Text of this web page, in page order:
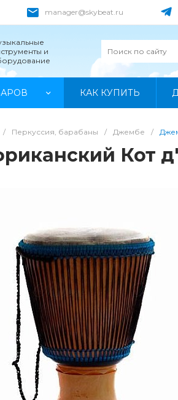
manager@skybeat.ru
и
КАК КУПИТЬ
/ Перкуссия, барабаны / Джембе /
Кот